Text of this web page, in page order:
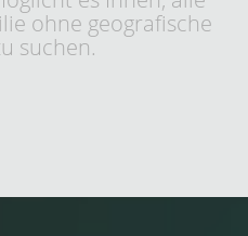
ohne geografische
suchen.